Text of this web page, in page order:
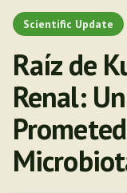
Scientific Update
Raíz de
Renal: